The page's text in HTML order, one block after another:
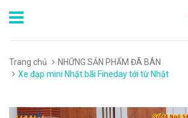
Trang chủ
NHỮNG SẢN PHẨM ĐÃ BÁN
Xe đạp mini Nhật bãi Fineday tới từ Nhật